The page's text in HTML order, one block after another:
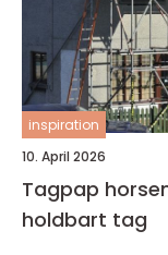
inspiration
10. April 2026
Tagpap horsens sådan får du et
holdbart tag